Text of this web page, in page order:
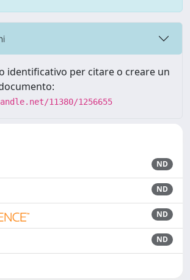
identificativo per citare o creare un
11380/1256655
ND
ND
ND
ND